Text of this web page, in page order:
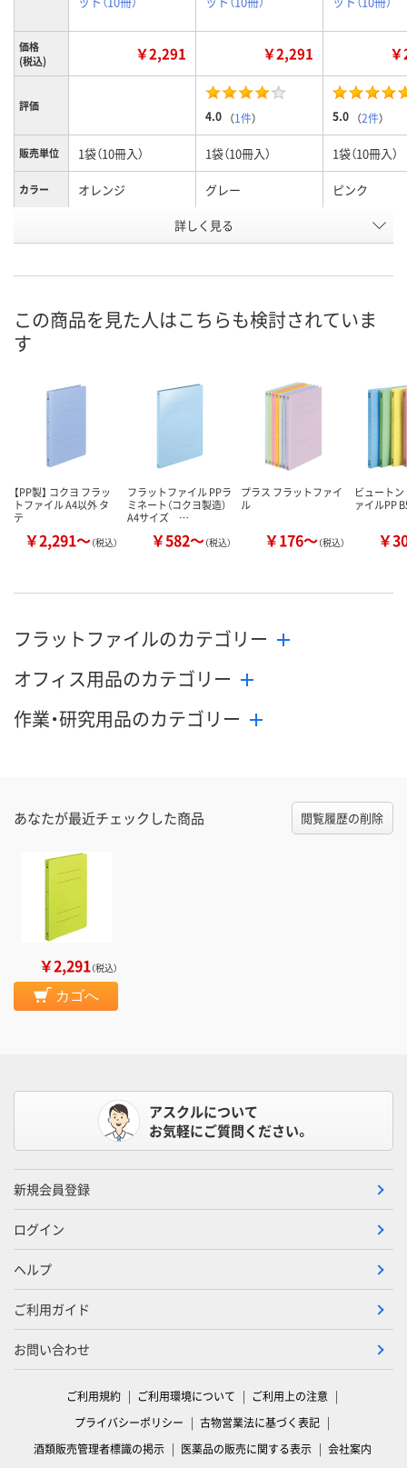
価格
(税込)
￥2,291 ￥2,291
評価
4.0 （1件） 5.0 （2件）
販売単位 1袋（10冊入） 1袋（10冊入） 1袋（10冊入）
カラー オレンジ グレー ピンク
B5
号
お届け日
数量
詳しく見る
この商品を見た人はこちらも検討されていま
す
【PP製】 コクヨ フラッ
トファイル A4以外 タ
テ
￥2,291～（税込）
フラットファイル PPラ
ミネート（コクヨ製造）
A4サイズ …
￥582～（税込）
プラス フラットファイ
ル
￥176～（税込）
ビュート
ァイルPP
￥
フラットファイルのカテゴリー
オフィス用品のカテゴリー
作業・研究用品のカテゴリー
あなたが最近チェックした商品 閲覧履歴の削除
￥2,291（税込）
カゴへ
アスクルについて
お気軽にご質問ください。
新規会員登録
ログイン
ヘルプ
ご利用ガイド
お問い合わせ
ご利用規約 ご利用環境について
ご利用上の注意
プライバシーポリシー
古物営業法に基づく表記
酒類販売管理者標識の掲示
医薬品の販売に関する表示 会社案内